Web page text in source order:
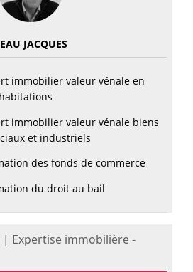
JACQUES
immobilier valeur vénale en
immobilier valeur vénale biens
et industriels
des fonds de commerce
du droit au bail
| Expertise immobilière -